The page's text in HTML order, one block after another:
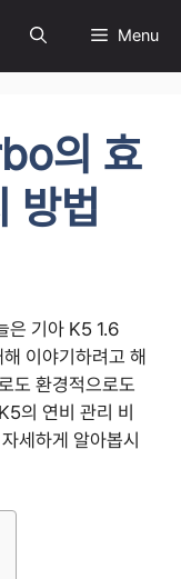
Menu
의 효
방법
은 기아 K5 1.6
이야기하려고 해
도 환경적으로도
의 연비 관리 비
세하게 알아봅시